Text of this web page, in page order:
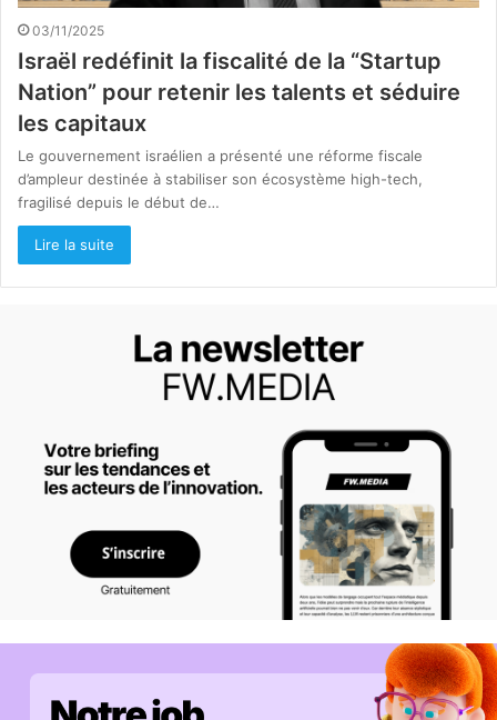
03/11/2025
Israël redéfinit la fiscalité de la “Startup
Nation” pour retenir les talents et séduire
les capitaux
Le gouvernement israélien a présenté une réforme fiscale
d’ampleur destinée à stabiliser son écosystème high-tech,
fragilisé depuis le début de…
Lire la suite